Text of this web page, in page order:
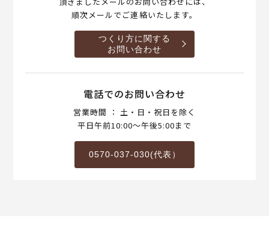
順次メールでご連絡いたします。
つくり方に関する
お問い合わせ
電話でのお問い合わせ
営業時間 ： 土・日・祝日を除く
平日午前10:00～午後5:00まで
0570-037-030(代表）